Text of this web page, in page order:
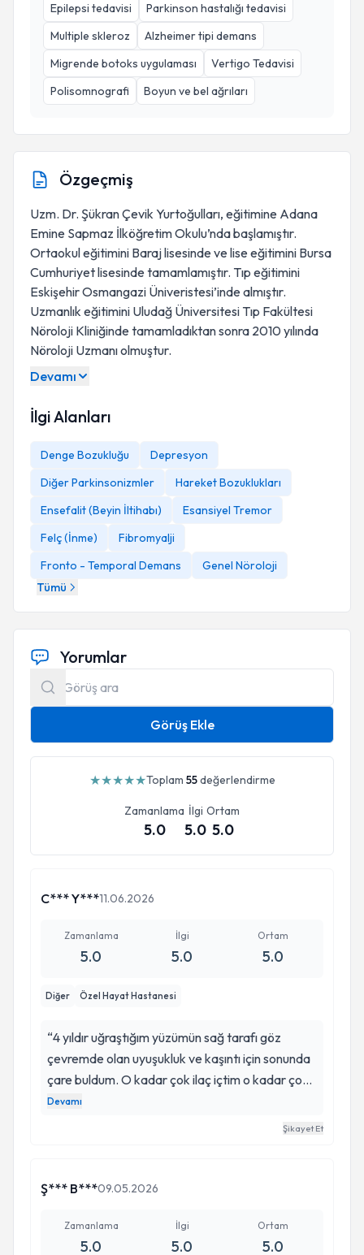
Epilepsi tedavisi
Parkinson hastalığı tedavisi
Multiple skleroz
Alzheimer tipi demans
Migrende botoks uygulaması
Vertigo Tedavisi
Polisomnografi
Boyun ve bel ağrıları
Özgeçmiş
Uzm. Dr. Şükran Çevik Yurtoğulları, eğitimine Adana
Emine Sapmaz İlköğretim Okulu’nda başlamıştır.
Ortaokul eğitimini Baraj lisesinde ve lise eğitimini Bursa
Cumhuriyet lisesinde tamamlamıştır. Tıp eğitimini
Eskişehir Osmangazi Üniveristesi’inde almıştır.
Uzmanlık eğitimini Uludağ Üniversitesi Tıp Fakültesi
Nöroloji Kliniğinde tamamladıktan sonra 2010 yılında
Nöroloji Uzmanı olmuştur.
Devamı
İlgi Alanları
Denge Bozukluğu
Depresyon
Diğer Parkinsonizmler
Hareket Bozuklukları
Ensefalit (Beyin İltihabı)
Esansiyel Tremor
Felç (İnme)
Fibromyalji
Fronto - Temporal Demans
Genel Nöroloji
Tümü
Yorumlar
Görüş Ekle
★★★★★Toplam 55değerlendirme
Zamanlama
5.0
İlgi
5.0
Ortam
5.0
C*** Y***11.06.2026
Zamanlama
5.0
İlgi
5.0
Ortam
5.0
Diğer Özel Hayat Hastanesi
“4 yıldır uğraştığım yüzümün sağ tarafı göz
çevremde olan uyuşukluk ve kaşıntı için sonunda
çare buldum. O kadar çok ilaç içtim o kadar çok
tedavi gördüm ama hiç bir işe yaramadı.
Umudumu kaybetmeye başlamışken hocamın
İlgi, alaka ve samimiyeti için ayrıca teşekkür
Gönül rahatlığıyla tavsiye ederim. 🌸”
Devamı
Şikayet Et
Ş*** B***09.05.2026
Zamanlama
5.0
İlgi
5.0
Ortam
5.0